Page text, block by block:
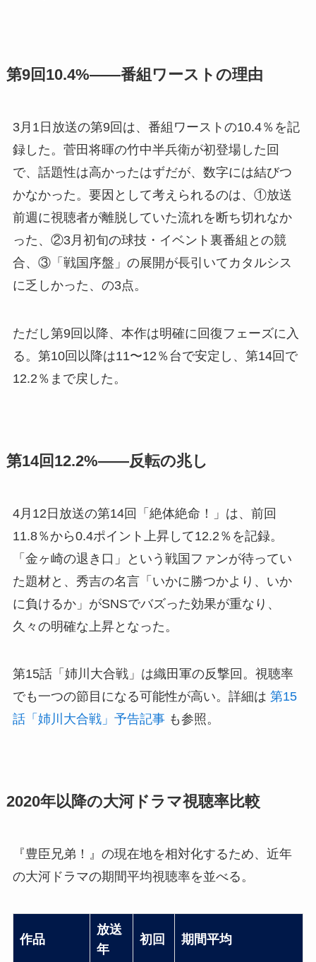
第9回10.4%——番組ワーストの理由
3月1日放送の第9回は、番組ワーストの10.4％を記
録した。菅田将暉の竹中半兵衛が初登場した回
で、話題性は高かったはずだが、数字には結びつ
かなかった。要因として考えられるのは、①放送
前週に視聴者が離脱していた流れを断ち切れなか
った、②3月初旬の球技・イベント裏番組との競
合、③「戦国序盤」の展開が長引いてカタルシス
に乏しかった、の3点。
ただし第9回以降、本作は明確に回復フェーズに入
る。第10回以降は11〜12％台で安定し、第14回で
12.2％まで戻した。
第14回12.2%——反転の兆し
4月12日放送の第14回「絶体絶命！」は、前回
11.8％から0.4ポイント上昇して12.2％を記録。
「金ヶ崎の退き口」という戦国ファンが待ってい
た題材と、秀吉の名言「いかに勝つかより、いか
に負けるか」がSNSでバズった効果が重なり、
久々の明確な上昇となった。
第15話「姉川大合戦」は織田軍の反撃回。視聴率
でも一つの節目になる可能性が高い。詳細は 第15
話「姉川大合戦」予告記事も参照。
2020年以降の大河ドラマ視聴率比較
『豊臣兄弟！』の現在地を相対化するため、近年
の大河ドラマの期間平均視聴率を並べる。
作品
放送
年
初回 期間平均